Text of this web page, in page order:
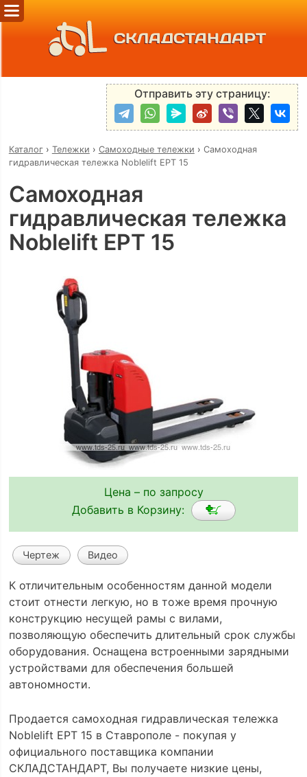
СКЛАДСТАНДАРТ
Отправить эту страницу:
Каталог› Тележки › Самоходные тележки › Самоходная
гидравлическая тележка Noblelift EPT 15
Самоходная
гидравлическая тележка
Noblelift EPT 15
Цена – по запросу
Добавить в Корзину:
Чертеж Видео
К отличительным особенностям данной модели
стоит отнести легкую, но в тоже время прочную
конструкцию несущей рамы с вилами,
позволяющую обеспечить длительный срок службы
оборудования. Оснащена встроенными зарядными
устройствами для обеспечения большей
автономности.
Продается самоходная гидравлическая тележка
Noblelift EPT 15 в Ставрополе - покупая у
официального поставщика компании
СКЛАДСТАНДАРТ, Вы получаете низкие цены,